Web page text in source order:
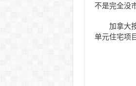
不是完全没
加拿大
单元住宅项